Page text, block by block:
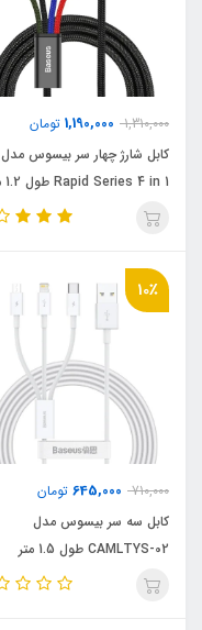
1,310,000
1,190,000 تومان
کابل شارژ چهار سر بیسوس مدل
Rapid Series 4 in 1 طول 1.2 متر
10٪
710,000
645,000 تومان
کابل سه سر بیسوس مدل
CAMLTYS-02 طول 1.5 متر